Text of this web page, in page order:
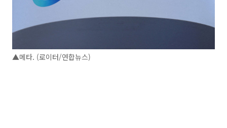
▲메타. (로이터/연합뉴스)